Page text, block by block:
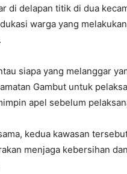
di delapan titik di dua
warga yang
siapa yang melanggar
Gambut untuk
apel sebelum
kedua kawasan
menjaga kebersihan